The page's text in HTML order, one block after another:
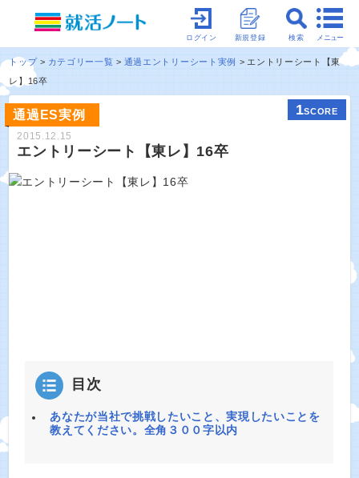
メニュー
検索
新規登録
ログイン
トップ カテゴリー一覧 通過エントリーシート実例
エントリーシート【東
レ】16卒
通過ES実例 1SCORE
2015.12.15
エントリーシート【東レ】16卒
目次
あなたが当社で挑戦したいこと、実現したいことを
教えてください。全角３００字以内